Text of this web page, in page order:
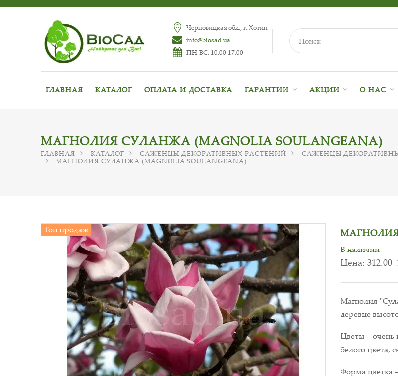
Черновицкая обл., г. Хотин
info@biosad.ua
ПН-ВС: 10:00-17:00
ГЛАВНАЯ КАТАЛОГ ОПЛАТА И ДОСТАВКА ГАРАНТИИ АКЦИИ О НАС
МАГНОЛИЯ СУЛАНЖА (MAGNOLIA SOULANGEANA)
ГЛАВНАЯ КАТАЛОГ САЖЕНЦЫ ДЕКОРАТИВНЫХ РАСТЕНИЙ САЖЕНЦЫ
МАГНОЛИЯ СУЛАНЖА (MAGNOLIA SOULANGEANA)
Топ продаж МАГНОЛИЯ
В наличии
Цена: 312.00
Магнолия
деревце
Цветы – очень
белого цвета,
Форма цветка